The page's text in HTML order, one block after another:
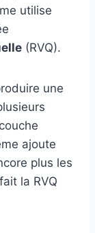
utilise
(RVQ).
une
ajoute
plus les
la RVQ